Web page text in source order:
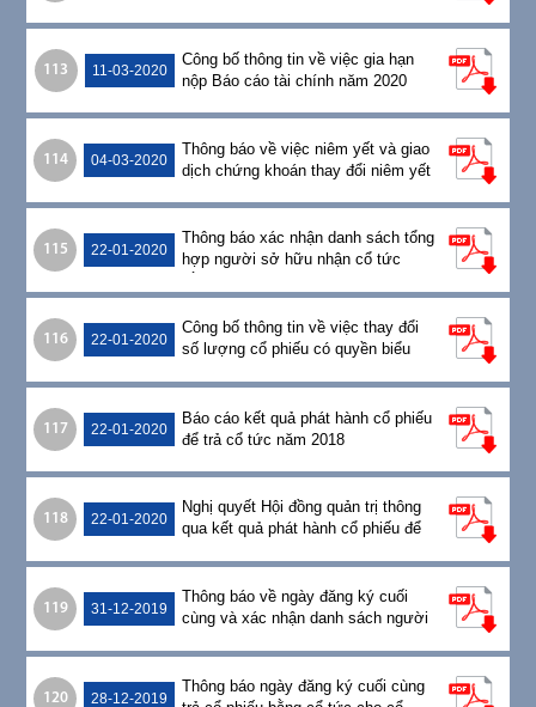
113 11-03-2020
Công bố thông tin về việc gia hạn
nộp Báo cáo tài chính năm 2020
114 04-03-2020
Thông báo về việc niêm yết và giao
dịch chứng khoán thay đổi niêm yết
115 22-01-2020
Thông báo xác nhận danh sách tổng
hợp người sở hữu nhận cổ tức
116 22-01-2020
Công bố thông tin về việc thay đổi
số lượng cổ phiếu có quyền biểu
117 22-01-2020
Báo cáo kết quả phát hành cổ phiếu
để trả cổ tức năm 2018
118 22-01-2020
Nghị quyết Hội đồng quản trị thông
qua kết quả phát hành cổ phiếu để
119 31-12-2019
Thông báo về ngày đăng ký cuối
cùng và xác nhận danh sách người
120 28-12-2019
Thông báo ngày đăng ký cuối cùng